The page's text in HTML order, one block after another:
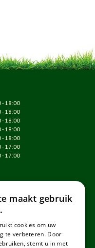
- 18:00
- 18:00
- 18:00
- 18:00
- 18:00
- 17:00
- 17:00
maakt gebruik
cookies om uw
te verbeteren. Door
stemt u in met